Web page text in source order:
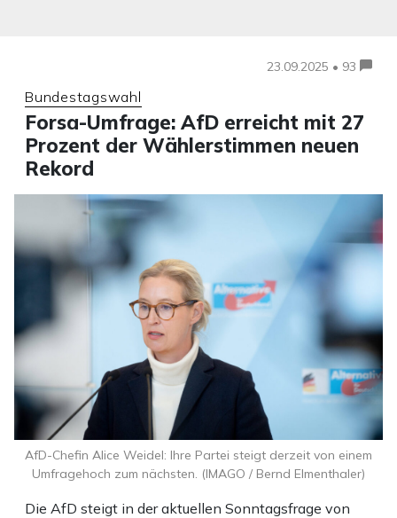
23.09.2025 • 93
Bundestagswahl
Forsa-Umfrage: AfD erreicht mit 27
Prozent der Wählerstimmen neuen
Rekord
Die AfD steigt in der aktuellen Sonntagsfrage von
AfD-Chefin Alice Weidel: Ihre Partei steigt derzeit von einem
Umfragehoch zum nächsten. (IMAGO / Bernd Elmenthaler)